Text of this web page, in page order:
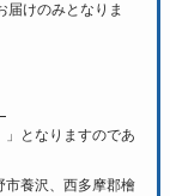
届けのみとなりま
」となりますのであ
市養沢、西多摩郡檜